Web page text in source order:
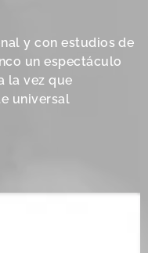
y con estudios de
un espectáculo
la vez que
universal